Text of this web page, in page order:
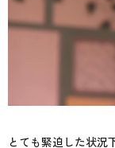
とても緊迫した状況